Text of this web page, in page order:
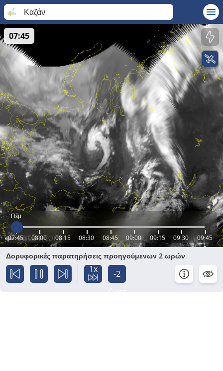
Καζάν
Πέμ
07:45 08:00 08:15 08:30 08:45 09:00 09:15 09:30 09:45
07:45
Δορυφορικές παρατηρήσεις προηγούμενων 2 ωρών
1x
-2